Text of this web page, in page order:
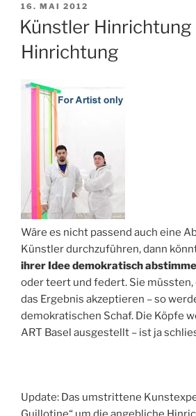
VERÖFFENTLICHT
AM
16. MAI 2012
Künstler
Hinrichtung
Wäre es nicht passend auch eine
Künstler durchzuführen, dann
ihrer Idee demokratisch
oder teert und federt. Sie müssten,
das Ergebnis akzeptieren – so
demokratischen Schaf. Die Köpfe
ART Basel ausgestellt – ist ja
Update: Das umstrittene